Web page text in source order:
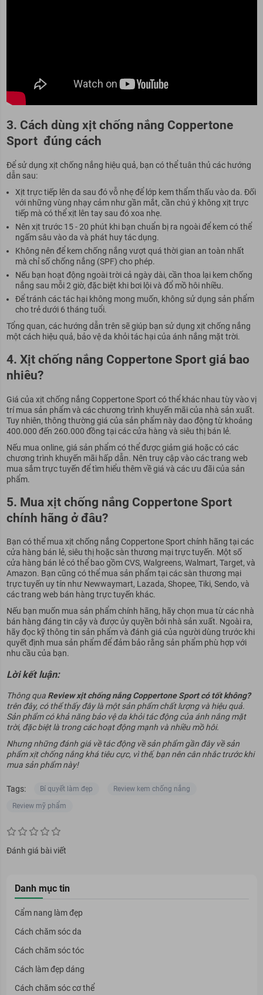
3. Cách dùng xịt chống nắng Coppertone
Sport đúng cách
Để sử dụng xịt chống nắng hiệu quả, bạn có thể tuân thủ các hướng
dẫn sau:
Xịt trực tiếp lên da sau đó vỗ nhẹ để lớp kem thẩm thấu vào da. Đối
với những vùng nhạy cảm như gần mắt, cần chú ý không xịt trực
tiếp mà có thể xịt lên tay sau đó xoa nhẹ.
Nên xịt trước 15 - 20 phút khi bạn chuẩn bị ra ngoài để kem có thể
ngấm sâu vào da và phát huy tác dụng.
Không nên để kem chống nắng vượt quá thời gian an toàn nhất
mà chỉ số chống nắng (SPF) cho phép.
Nếu bạn hoạt động ngoài trời cả ngày dài, cần thoa lại kem chống
nắng sau mỗi 2 giờ, đặc biệt khi bơi lội và đổ mồ hôi nhiều.
Để tránh các tác hại không mong muốn, không sử dụng sản phẩm
cho trẻ dưới 6 tháng tuổi.
Tổng quan, các hướng dẫn trên sẽ giúp bạn sử dụng xịt chống nắng
một cách hiệu quả, bảo vệ da khỏi tác hại của ánh nắng mặt trời.
4. Xịt chống nắng Coppertone Sport giá bao
nhiêu?
Giá của xịt chống nắng Coppertone Sport có thể khác nhau tùy vào vị
trí mua sản phẩm và các chương trình khuyến mãi của nhà sản xuất.
Tuy nhiên, thông thường giá của sản phẩm này dao động từ khoảng
400.000 đến 260.000 đồng tại các cửa hàng và siêu thị bán lẻ.
Nếu mua online, giá sản phẩm có thể được giảm giá hoặc có các
chương trình khuyến mãi hấp dẫn. Nên truy cập vào các trang web
mua sắm trực tuyến để tìm hiểu thêm về giá và các ưu đãi của sản
phẩm.
5. Mua xịt chống nắng Coppertone Sport
chính hãng ở đâu?
Bạn có thể mua xịt chống nắng Coppertone Sport chính hãng tại các
cửa hàng bán lẻ, siêu thị hoặc sàn thương mại trực tuyến. Một số
cửa hàng bán lẻ có thể bao gồm CVS, Walgreens, Walmart, Target, và
Amazon. Bạn cũng có thể mua sản phẩm tại các sàn thương mại
trực tuyến uy tín như Newwaymart, Lazada, Shopee, Tiki, Sendo, và
các trang web bán hàng trực tuyến khác.
Nếu bạn muốn mua sản phẩm chính hãng, hãy chọn mua từ các nhà
bán hàng đáng tin cậy và được ủy quyền bởi nhà sản xuất. Ngoài ra,
hãy đọc kỹ thông tin sản phẩm và đánh giá của người dùng trước khi
quyết định mua sản phẩm để đảm bảo rằng sản phẩm phù hợp với
nhu cầu của bạn.
Lời kết luận:
Thông qua Review xịt chống nắng Coppertone Sport có tốt không?
trên đây, có thể thấy đây là một sản phẩm chất lượng và hiệu quả.
Sản phẩm có khả năng bảo vệ da khỏi tác động của ánh nắng mặt
trời, đặc biệt là trong các hoạt động mạnh và nhiều mồ hôi.
Nhưng những đánh giá về tác động về sản phẩm gần đây về sản
phẩm xịt chống nắng khá tiêu cực, vì thế, bạn nên cân nhắc trước khi
mua sản phẩm này!
Tags: Bí quyết làm đẹp Review kem chống nắng
Review mỹ phẩm
Đánh giá bài viết
Danh mục tin
Cẩm nang làm đẹp
Cách chăm sóc da
Cách chăm sóc tóc
Cách làm đẹp dáng
Cách chăm sóc cơ thể